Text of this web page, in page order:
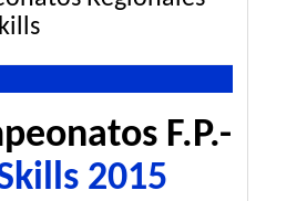
F.P.-
2015